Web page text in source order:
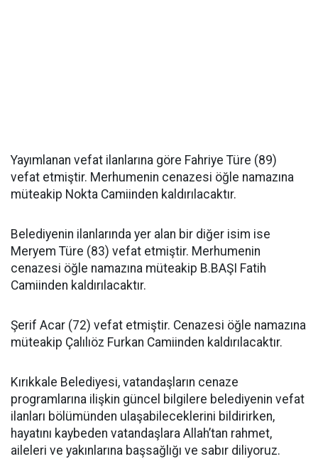
Yayımlanan vefat ilanlarına göre Fahriye Türe (89)
vefat etmiştir. Merhumenin cenazesi öğle namazına
müteakip Nokta Camiinden kaldırılacaktır.
Belediyenin ilanlarında yer alan bir diğer isim ise
Meryem Türe (83) vefat etmiştir. Merhumenin
cenazesi öğle namazına müteakip B.BAŞI Fatih
Camiinden kaldırılacaktır.
Şerif Acar (72) vefat etmiştir. Cenazesi öğle namazına
müteakip Çalılıöz Furkan Camiinden kaldırılacaktır.
Kırıkkale Belediyesi, vatandaşların cenaze
programlarına ilişkin güncel bilgilere belediyenin vefat
ilanları bölümünden ulaşabileceklerini bildirirken,
hayatını kaybeden vatandaşlara Allah’tan rahmet,
aileleri ve yakınlarına başsağlığı ve sabır diliyoruz.